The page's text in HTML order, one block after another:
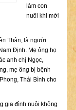
làm con
nuôi khi mới
Thân, là người
Định. Mẹ ông họ
anh chị Ngọc,
mẹ ông bị bệnh
Thái Bình cho
gia đình nuôi không